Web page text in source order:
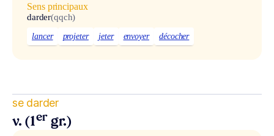
Sens principaux
darder(qqch)
lancer projeter jeter envoyer décocher
se darder
v. (1er gr.)